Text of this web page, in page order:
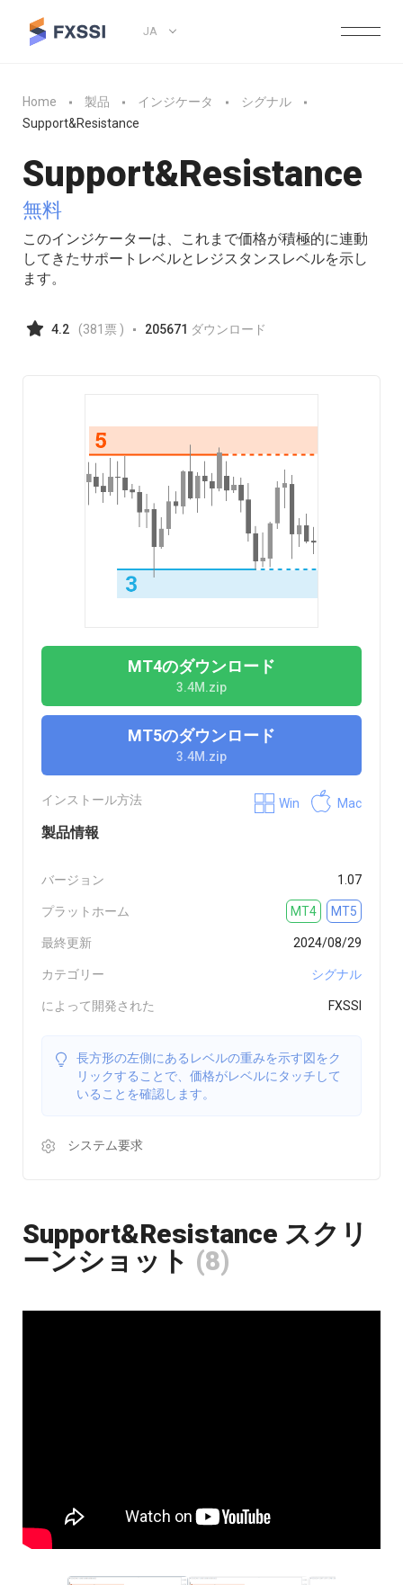
JA
Home 製品 インジケータ
シグナル
Support&Resistance
Support&Resistance
無料
このインジケーターは、これまで価格が積極的に連動
してきたサポートレベルとレジスタンスレベルを示し
ます。
4.2 (381 票 ) 205671 ダウンロード
MT4のダウンロード
3.4M.zip
MT5のダウンロード
3.4M.zip
インストール方法 Win Mac
製品情報
バージョン 1.07
プラットホーム MT4 MT5
最終更新 2024/08/29
カテゴリー シグナル
によって開発された FXSSI
長方形の左側にあるレベルの重みを示す図をク
リックすることで、価格がレベルにタッチして
いることを確認します。
システム要求
Support&Resistance スクリ
ーンショット (8)